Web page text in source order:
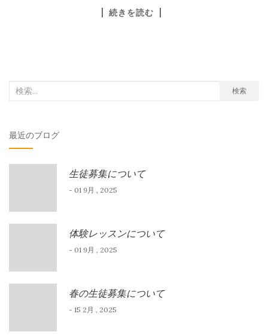
続きを読む
検
象:
検索
最近のブログ
生徒募集について
- 01 9月 , 2025
体験レッスンについて
- 01 9月 , 2025
春の生徒募集について
- 15 2月 , 2025